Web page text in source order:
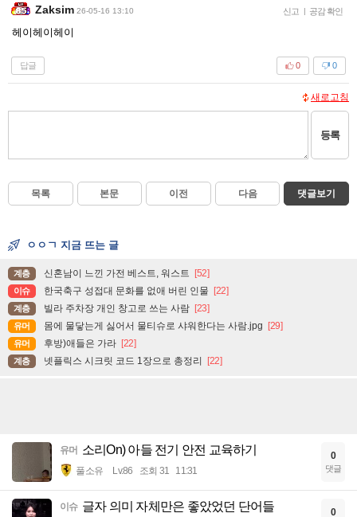
Zaksim 26-05-16 13:10 신고 | 공감 확인
헤이헤이헤이
답글 0
0
새로고침
등록
목록 본문 이전 다음 댓글보기
ㅇㅇㄱ 지금 뜨는 글
계층 신혼남이 느낀 가전 베스트, 워스트 [52]
이슈 한국축구 성접대 문화를 없애 버린 인물 [22]
계층 빌라 주차장 개인 창고로 쓰는 사람 [23]
유머 몸에 물닿는게 싫어서 물티슈로 샤워한다는 사람.jpg [29]
유머 후방)애들은 가라 [22]
계층 넷플릭스 시크릿 코드 1장으로 총정리 [22]
유머 소리On) 아들 전기 안전 교육하기
풀소유 Lv.86 조회 31 11:31
0
댓글
이슈 글자 의미 자체만은 좋았었던 단어들 0